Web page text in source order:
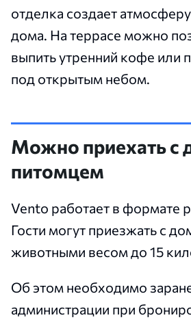
отделка создает
дома. На террасе можно
выпить утренний кофе или
под открытым небом.
Можно приехать
питомцем
Vento работает в формате
Гости могут приезжать с
животными весом до 15
Об этом необходимо
администрации при